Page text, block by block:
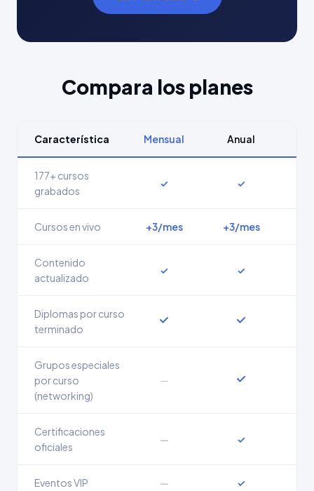
Compara los planes
Característica Mensual Anual
177+ cursos
grabados
✓ ✓
Cursos en vivo +3/mes +3/mes
Contenido
actualizado
✓ ✓
Diplomas por curso
terminado
Grupos especiales
por curso
(networking)
—
Certificaciones
oficiales
— ✓
Eventos VIP — ✓